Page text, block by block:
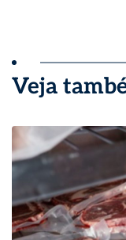
Veja